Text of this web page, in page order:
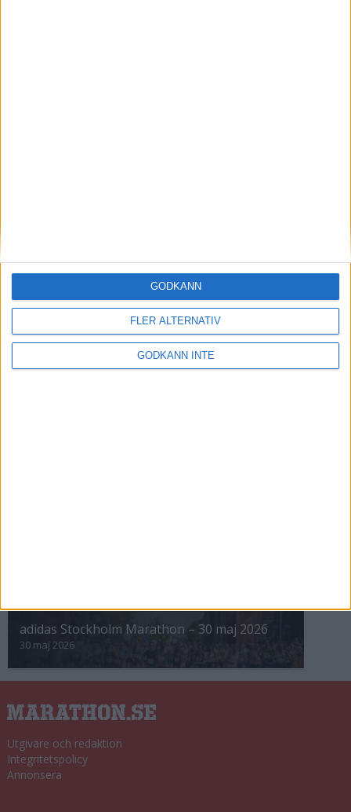
FLER ALTERNATIV
GODKÄNN INTE
GODKÄNN
ASIEN
Berlin Marathon - ett lopp genom
8 okt 1995• Arkiv• Reseberättelser från
adidas Stockholm Marathon – 30 maj 2026
30 maj 2026
Utgivare och redaktion
Integritetspolicy
Annonsera